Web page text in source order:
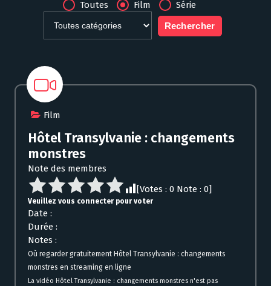
Toutes Film Série
Film
Hôtel Transylvanie : changements
monstres
Note des membres
[Votes : 0 Note : 0]
Veuillez vous connecter pour voter
Date :
Durée :
Notes :
Où regarder gratuitement Hôtel Transylvanie : changements
monstres en streaming en ligne
La vidéo Hôtel Transylvanie : changements monstres n'est pas